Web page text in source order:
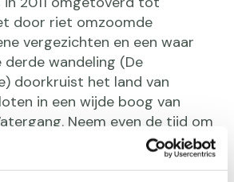
door riet omzoomde
vergezichten en een waar
derde wandeling (De
doorkruist het land van
in een wijde boog van
Neem even de tijd om
vanaf de ringdijk. Kieviten,
zwieren sierlijk door de lucht.